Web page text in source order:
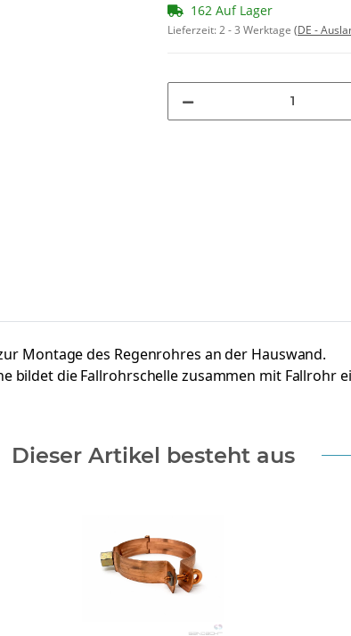
162 Auf Lager
Lieferzeit:2 - 3 Werktage (DE -
Montage des Regenrohres an der Hauswand.
die Fallrohrschelle zusammen mit Fallrohr
Dieser Artikel besteht aus